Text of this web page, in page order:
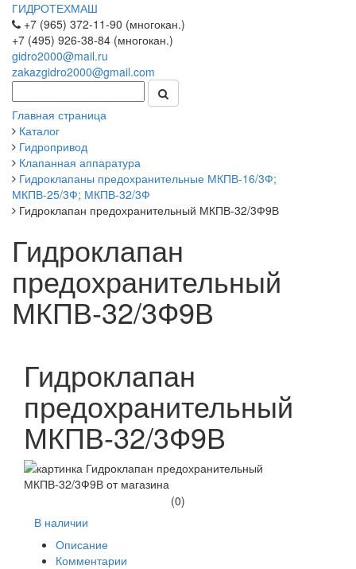
ГИДРОТЕХМАШ
+7 (965) 372-11-90 (многокан.)
+7 (495) 926-38-84 (многокан.)
gidro2000@mail.ru
zakazgidro2000@gmail.com
Главная страница
Каталог
Гидропривод
Клапанная аппаратура
Гидроклапаны предохранительные МКПВ-16/3Ф;
МКПВ-25/3Ф; МКПВ-32/3Ф
Гидроклапан предохранительный МКПВ-32/3Ф9В
Гидроклапан
предохранительный
МКПВ-32/3Ф9В
Гидроклапан
предохранительный
МКПВ-32/3Ф9В
(0)
В наличии
Описание
Комментарии